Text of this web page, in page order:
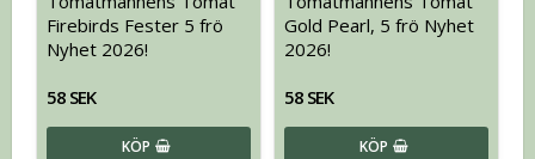
Firebirds Fester 5 frö
Nyhet 2026!
58 SEK
KÖP
Gold Pearl, 5 frö Nyhet
2026!
58 SEK
KÖP